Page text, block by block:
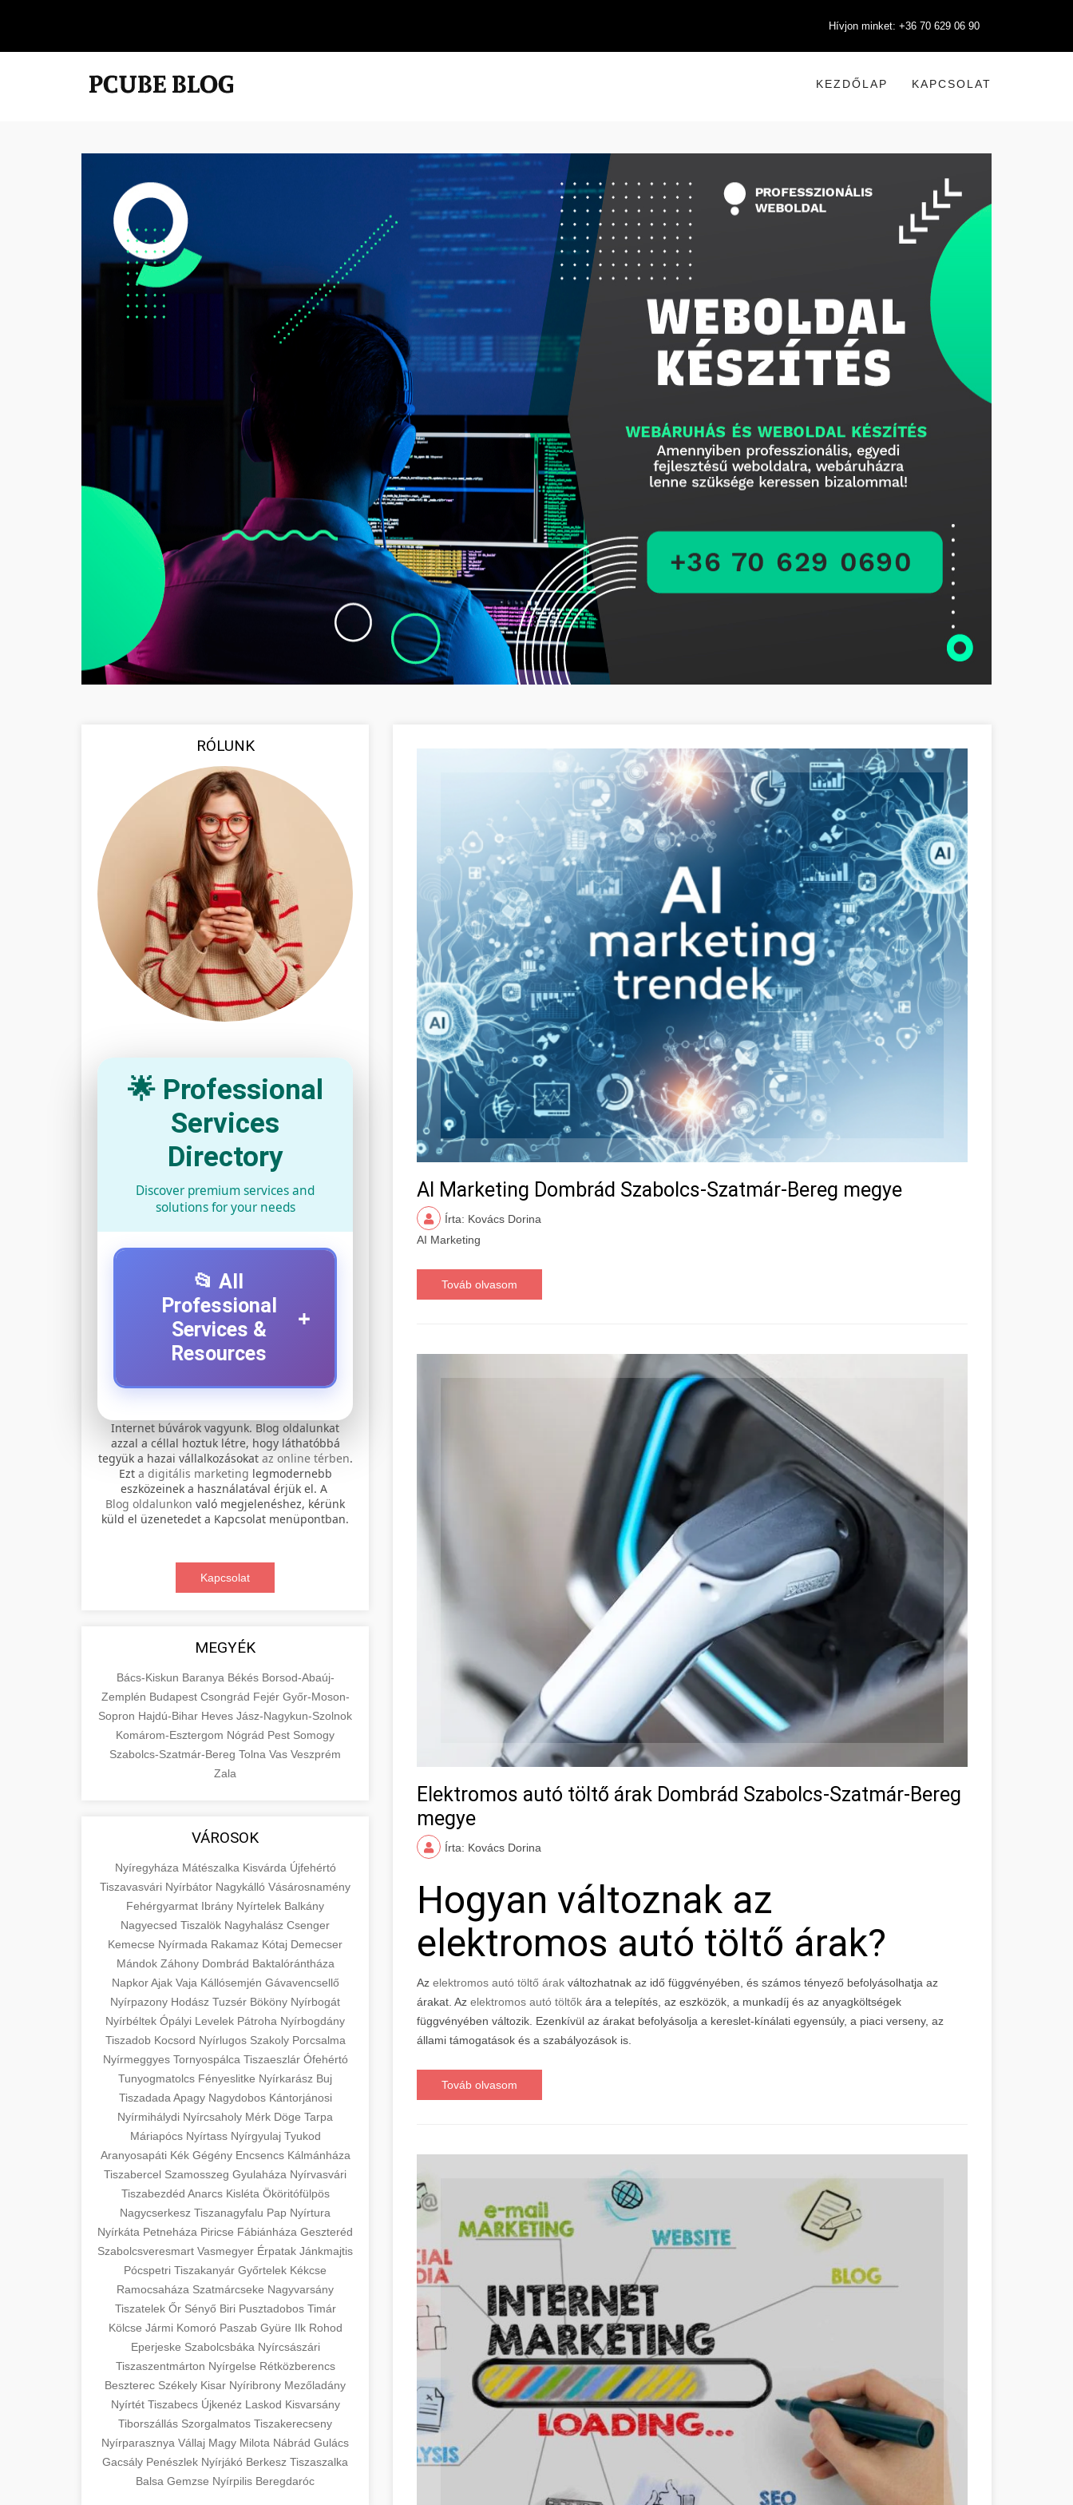
Hívjon minket: +36 70 629 06 90
KEZDŐLAP KAPCSOLAT
RÓLUNK
🌟 Professional
Services
Directory
Discover premium services and
solutions for your needs
📂 All
Professional
Services &
Resources
+
roller szervíz
+
Professional electric scooter repair and
maintenance services. Expert
technicians provide quality service for
all major brands and models.
scooter repair shop
📊 2. online marketing
ügynökség
+
services including SEO, social media
management, and digital advertising.
aimarketingugynokseg.hu
digital agency services
🛴 3. legjobb elektromos
market. Compare top models, features,
and prices to make an informed
purchase decision.
View Top Models
e-scooter reviews
High-quality backlink acquisition
services to boost your website's
authority and search engine rankings.
White-hat techniques only.
quality backlink service
📦 5. termékek és
szolgáltatások
+
services in economics and business.
Learn about product types and service
categories.
en.wikipedia.org
economic concepts
🚀 8. seo ügynökség +
Expert search engine optimization
services to improve your website's
visibility and organic traffic. Technical
SEO, content optimization, and more.
onlinemarketing101.biz
search optimization experts
💎 9. mellplasztika +
Professional breast augmentation
services with experienced surgeons.
Learn about procedures, recovery, and
consultation options for cosmetic
enhancement.
szeptest.com
cosmetic breast surgery
✨ 10. hasplasztika +
Expert tummy tuck procedures to
achieve a flatter, more toned
abdomen. Consultation with certified
plastic surgeons and comprehensive
aftercare.
szeptest.com
abdomen contouring surgery
👁️ szemhejplasztika +
Professional blepharoplasty
procedures to refresh your
appearance. Upper and lower eyelid
surgery with experienced cosmetic
surgeons.
szeptest.com
eyelid cosmetic procedure
📈 Paciensek Számának
Növelése
+
Case study showcasing 150% increase
in patient consultations through
strategic marketing. Learn proven
methods for clinic growth.
gildedeu.org
clinic patient growth
🏥 Klinika Sikere
Esettanulmány
+
Detailed analysis of successful clinic
strategies resulting in significant
patient acquisition improvements and
practice expansion.
checkmydentist.com
medical practice success
🤖 AI Marketing
Bejelentkezés
+
Discover how AI-driven marketing
strategies increased patient
registrations by 150%. Modern
technology meets medical practice
growth.
🎯 Praxis Felfuttatása +
Comprehensive guide to scaling your
medical practice. Proven strategies for
patient acquisition, retention, and
practice development.
📊 150%-os Páciens
Növekedés
+
Internet búvárok vagyunk. Blog oldalunkat
azzal a céllal hoztuk létre, hogy láthatóbbá
tegyük a hazai vállalkozásokat az online térben.
Ezt a digitális marketing legmodernebb
eszközeinek a használatával érjük el. A
Blog oldalunkon való megjelenéshez, kérünk
küld el üzenetedet a Kapcsolat menüpontban.
Kapcsolat
MEGYÉK
Bács-Kiskun Baranya Békés Borsod-Abaúj-
Zemplén Budapest Csongrád Fejér Győr-Moson-
Sopron Hajdú-Bihar Heves Jász-Nagykun-Szolnok
Komárom-Esztergom Nógrád Pest Somogy
Szabolcs-Szatmár-Bereg Tolna Vas Veszprém
Zala
VÁROSOK
Nyíregyháza Mátészalka Kisvárda Újfehértó
Tiszavasvári Nyírbátor Nagykálló Vásárosnamény
Fehérgyarmat Ibrány Nyírtelek Balkány
Nagyecsed Tiszalök Nagyhalász Csenger
Kemecse Nyírmada Rakamaz Kótaj Demecser
Mándok Záhony Dombrád Baktalórántháza
NapkorAjak Vaja Kállósemjén Gávavencsellő
Nyírpazony Hodász Tuzsér Bököny Nyírbogát
Nyírbéltek Ópályi Levelek Pátroha Nyírbogdány
Tiszadob Kocsord Nyírlugos Szakoly Porcsalma
Nyírmeggyes Tornyospálca Tiszaeszlár Ófehértó
Tunyogmatolcs Fényeslitke Nyírkarász Buj
Tiszadada Apagy Nagydobos Kántorjánosi
Nyírmihálydi Nyírcsaholy Mérk Döge Tarpa
Máriapócs Nyírtass Nyírgyulaj Tyukod
Aranyosapáti Kék Gégény Encsencs Kálmánháza
Tiszabercel Szamosszeg Gyulaháza Nyírvasvári
Tiszabezdéd Anarcs Kisléta Ököritófülpös
Nagycserkesz Tiszanagyfalu Pap Nyírtura
Nyírkáta Petneháza Piricse Fábiánháza Geszteréd
Szabolcsveresmart Vasmegyer Érpatak Jánkmajtis
Pócspetri Tiszakanyár Győrtelek Kékcse
Ramocsaháza Szatmárcseke Nagyvarsány
Tiszatelek Őr Sényő Biri Pusztadobos Timár
Kölcse Jármi Komoró Paszab Gyüre Ilk Rohod
Eperjeske Szabolcsbáka Nyírcsászári
Tiszaszentmárton Nyírgelse Rétközberencs
Beszterec Székely Kisar Nyíribrony Mezőladány
Nyírtét Tiszabecs Újkenéz Laskod Kisvarsány
Tiborszállás Szorgalmatos Tiszakerecseny
Nyírparasznya Vállaj Magy Milota Nábrád Gulács
Gacsály Penészlek Nyírjákó Berkesz Tiszaszalka
Balsa Gemzse Nyírpilis Beregdaróc
AI Marketing Dombrád Szabolcs-Szatmár-Bereg megye
Írta: Kovács Dorina
AI Marketing
Továb olvasom
Elektromos autó töltő árak Dombrád Szabolcs-Szatmár-Bereg
megye
Írta: Kovács Dorina
Hogyan változnak az
elektromos autó töltő árak?
Az elektromos autó töltő árak változhatnak az idő függvényében, és számos tényező befolyásolhatja az
árakat. Az elektromos autó töltők ára a telepítés, az eszközök, a munkadíj és az anyagköltségek
függvényében változik. Ezenkívül az árakat befolyásolja a kereslet-kínálati egyensúly, a piaci verseny, az
állami támogatások és a szabályozások is.
Továb olvasom